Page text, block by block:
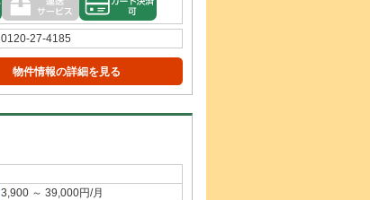
0120-27-4185
物件情報の詳細を見る
3,900 ～ 39,000円/月